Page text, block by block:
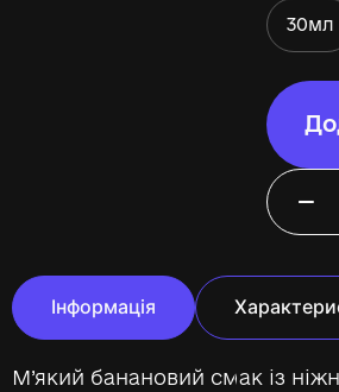
30мл
−
Інформація
М’який банановий смак із